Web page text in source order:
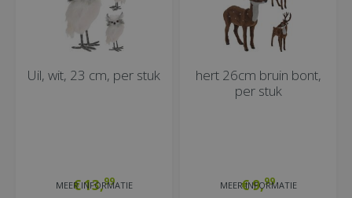
Uil, wit, 23 cm, per stuk
€13,99
MEER INFORMATIE
hert 26cm bruin bont,
per stuk
€9,99
MEER INFORMATIE